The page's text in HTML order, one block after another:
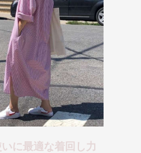
に最適な着回し力